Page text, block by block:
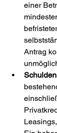
einer
Antrag